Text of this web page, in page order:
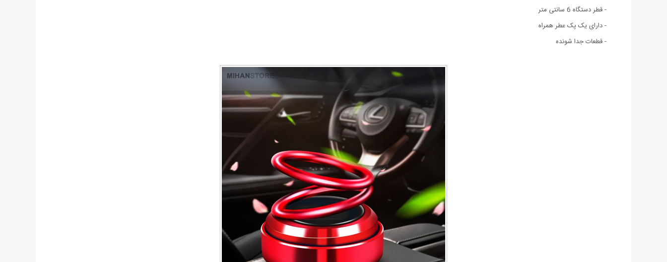
- قطر دستگاه 6 سانتی متر
- دارای یک پک عطر همراه
- قطعات جدا شونده